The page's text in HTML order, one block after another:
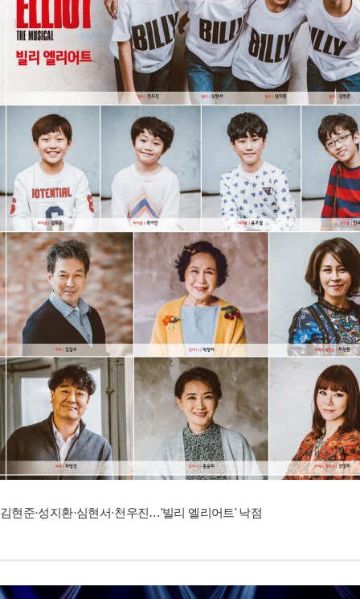
김현준·성지환·심현서·천우진…'빌리 엘리어트' 낙점